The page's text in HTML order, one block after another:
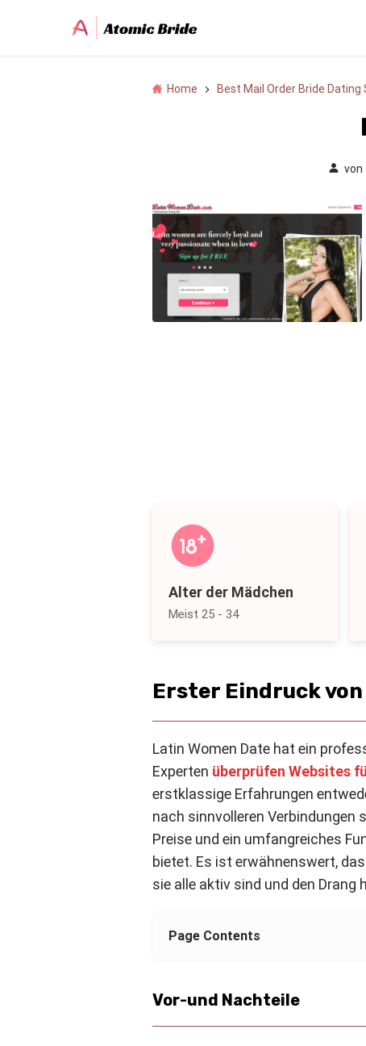
Home Best Mail Order Bride Dating
von
Alter der Mädchen
Meist 25 - 34
Erster Eindruck
Latin Women Date hat ein
Experten überprüfen Websites
erstklassige Erfahrungen
nach sinnvolleren Verbindungen
Preise und ein umfangreiches
bietet. Es ist erwähnenswert,
sie alle aktiv sind und den Drang
Page Contents
Vor-und Nachteile